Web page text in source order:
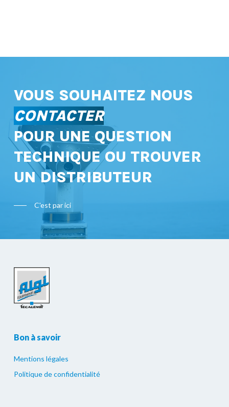
VOUS SOUHAITEZ NOUS
CONTACTER
POUR UNE QUESTION
TECHNIQUE OU TROUVER
UN DISTRIBUTEUR
C'est par ici
Bon à savoir
Mentions légales
Politique de confidentialité